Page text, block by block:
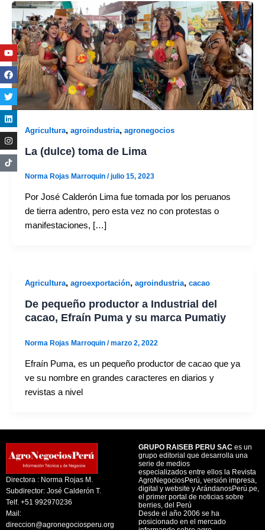
Agricultura, agroindustria, agronegocios
La (dulce) toma de Lima
Norma Rojas Marroquin /julio 15, 2023
Por José Calderón Lima fue tomada por los peruanos
de tierra adentro, pero esta vez no con protestas o
manifestaciones, […]
Agricultura, agroexportación, agroindustria, cacao
De pequeño productor a Industrial del
cacao, Efraín Puma y su marca Pumatiy
Norma Rojas Marroquin /marzo 2, 2022
Efraín Puma, es un pequeño productor de cacao que ya
ve su nombre en grandes caracteres en diarios y
revistas a nivel
Directora : Norma Rojas M.
Subdirector: José Calderón T.
Telf. +51 992970236
Mail:
direccion@agronegociosperu.org
GRUPO RAISEB PERU SAC es un
grupo editorial que desarrolla una
serie de medios
especializados entre ellos la Revista
AgroNegociosPerú, versión impresa,
digital y website y ArándanosPerú.pe,
el primer portal de noticias sobre
berries, del Perú
Desde el año 2006 se ha
posicionado en el mercado
Youtube
Facebook
Twitter
Linkedin
Instagram